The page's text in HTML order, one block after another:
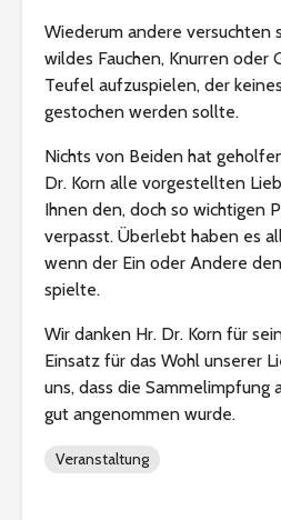
Wiederum andere versuchten
wildes Fauchen, Knurren oder
Teufel aufzuspielen, der
gestochen werden sollte.
Nichts von Beiden hat
Dr. Korn alle vorgestellten
Ihnen den, doch so wichtigen
verpasst. Überlebt haben es
wenn der Ein oder Andere
spielte.
Wir danken Hr. Dr. Korn für
Einsatz für das Wohl unserer
uns, dass die Sammelimpfung
gut angenommen wurde.
Veranstaltung